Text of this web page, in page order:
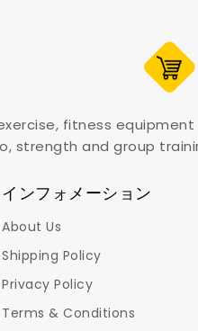
fitness
strength and group
インフォメーション
About Us
Shipping Policy
Privacy Policy
Terms & Conditions